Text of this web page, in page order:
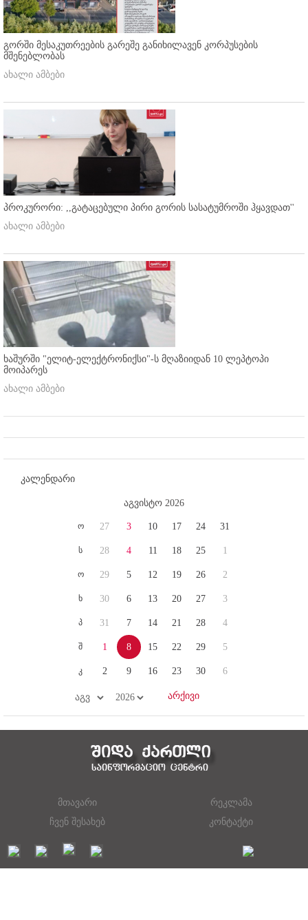
გორში მესაკუთრეების გარეშე განიხილავენ კორპუსების
მშენებლობას
ახალი ამბები
პროკურორი: ,,გატაცებული პირი გორის სასატუმროში ჰყავდათ''
ახალი ამბები
ხაშურში "ელიტ-ელექტრონიქსი"-ს მღაზიიდან 10 ლეპტოპი
მოიპარეს
ახალი ამბები
კალენდარი
აგვისტო 2026
ო
ს
ო
ხ
პ
შ
კ
27
28
29
30
31
1
2
3
4
5
6
7
8
9
10
11
12
13
14
15
16
17
18
19
20
21
22
23
24
25
26
27
28
29
30
31
1
2
3
4
5
6
მთავარი
რეკლამა
ჩვენ შესახებ
კონტაქტი